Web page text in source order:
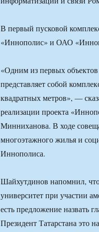
В первый пусковой
«Иннополис» и ОАО
«Одним из первых объектов
представляет собой
квадратных метров», —
реализации проекта
Минниханова. В ходе
многоэтажного жилья и
Иннополиса.
Шайхутдинов напомнил,
университет при участии
есть предложение назвать
Президент Татарстана это